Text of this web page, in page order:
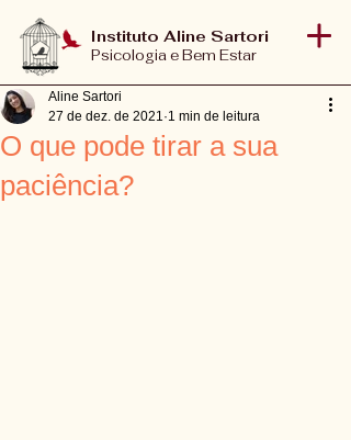
Instituto Aline Sartori
Psicologia e Bem Estar
O que pode tirar a sua
paciência?
Aline Sartori
27 de dez. de 2021 1 min de leitura